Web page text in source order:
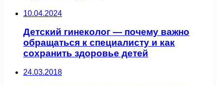
10.04.2024
Детский гинеколог — почему важно
обращаться к специалисту и как
сохранить здоровье детей
24.03.2018